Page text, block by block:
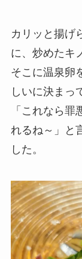
カリッと揚げ
に、炒めたキ
そこに温泉卵
しいに決まっ
「これなら
れるね～」と
した。